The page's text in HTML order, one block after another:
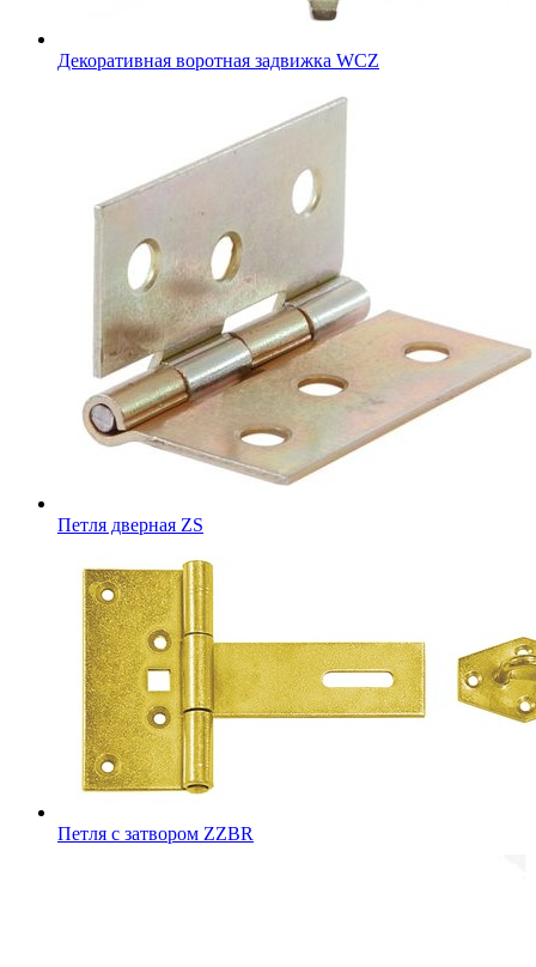
Декоративная воротная задвижка WCZ
Петля дверная ZS
Петля с затвором ZZBR